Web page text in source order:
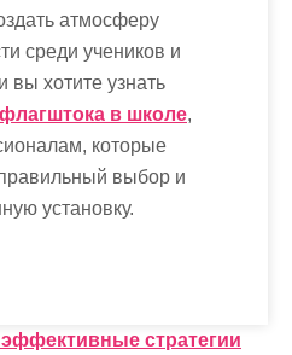
атмосферу
среди учеников и
вы хотите узнать
в школе,
которые
выбор и
установку.
стратегии